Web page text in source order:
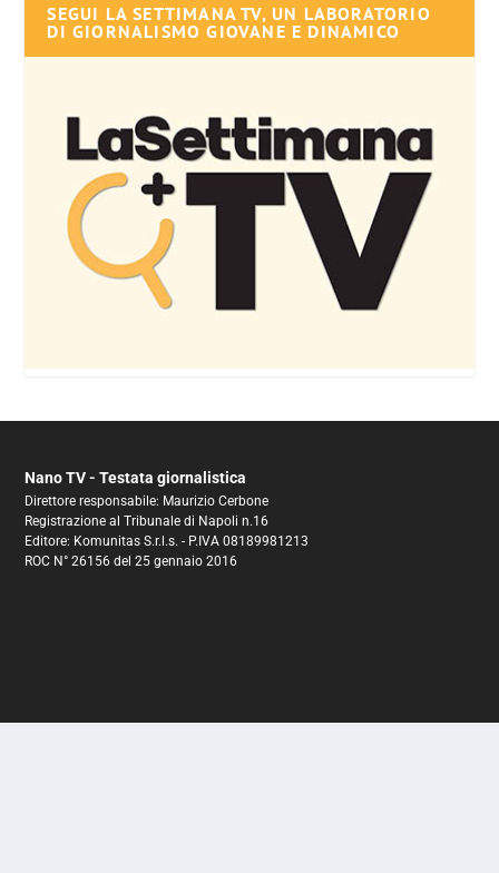
SEGUI LA SETTIMANA TV, UN LABORATORIO
DI GIORNALISMO GIOVANE E DINAMICO
Nano TV - Testata giornalistica
Direttore responsabile: Maurizio Cerbone
Registrazione al Tribunale di Napoli n.16
Editore: Komunitas S.r.l.s. - P.IVA 08189981213
ROC N° 26156 del 25 gennaio 2016